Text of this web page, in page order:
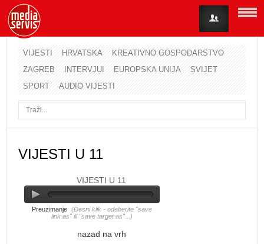
VIJESTI HRVATSKA
KREATIVNO GOSPODARSTVO
ZAGREB
INTERVJUI EUROPSKA UNIJA
SVIJET
SPORT
AUDIO VIJESTI
VIJESTI U 11
VIJESTI U 11
Preuzimanje (Desni klik - odaberite "save
link as" ili "save target as"...)
nazad na vrh
Korisničko ime
Lozinka
Zaboravili ste lozinku?